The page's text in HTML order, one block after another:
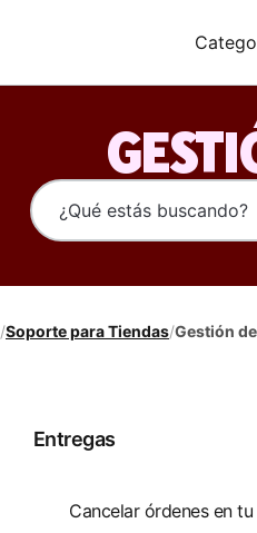
/Soporte para Tiendas/Gestión
Entregas
Cancelar órdenes en